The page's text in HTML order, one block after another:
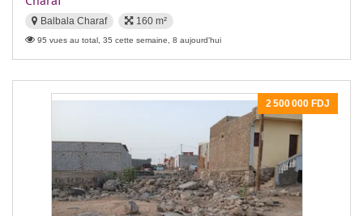
Balbala Charaf 160 m²
95 vues au total, 35 cette semaine, 8 aujourd'hui
2 500 000 FDJ